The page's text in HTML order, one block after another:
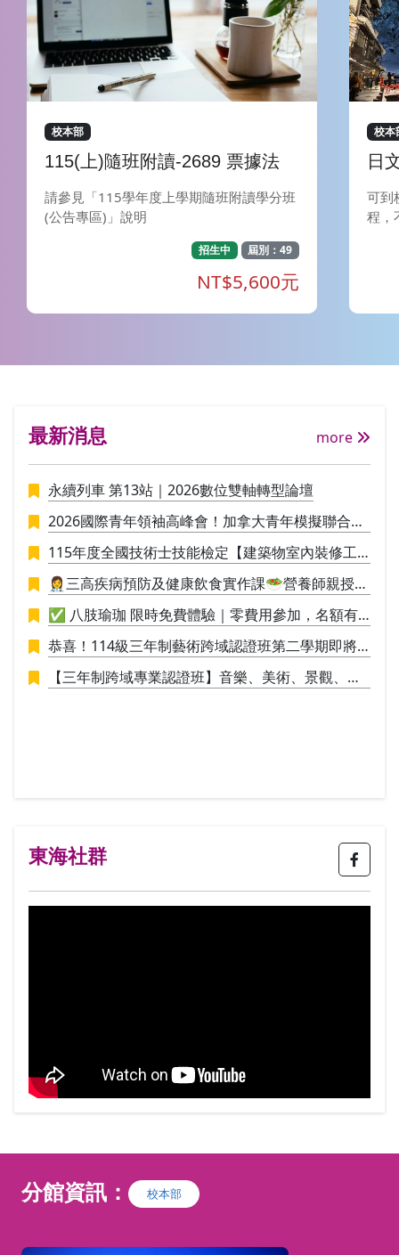
校本部
115(上)隨班附讀-2689 票據法
請參見「115學年度上學期隨班附讀學分班
(公告專區)」說明
招生中 屆別：49
NT$5,600元
校本
日
可到
程，
學員
介紹
練習
在最
計4
~日
日文
最新消息 more
永續列車 第13站｜2026數位雙軸轉型論壇
2026國際青年領袖高峰會！加拿大青年模擬聯合國
議事營🪄
115年度全國技術士技能檢定【建築物室內裝修工
程管理】招生中
👩‍⚕️三高疾病預防及健康飲食實作課🥗營養師親授料
理實作，讓你直接應用於生活
✅ 八肢瑜珈 限時免費體驗｜零費用參加，名額有
限，敬請把握！✅
恭喜！114級三年制藝術跨域認證班第二學期即將
於115/1/9結業，並進行學員學期成果展策展。
【三年制跨域專業認證班】音樂、美術、景觀、工
東海社群
分館資訊： 校本部